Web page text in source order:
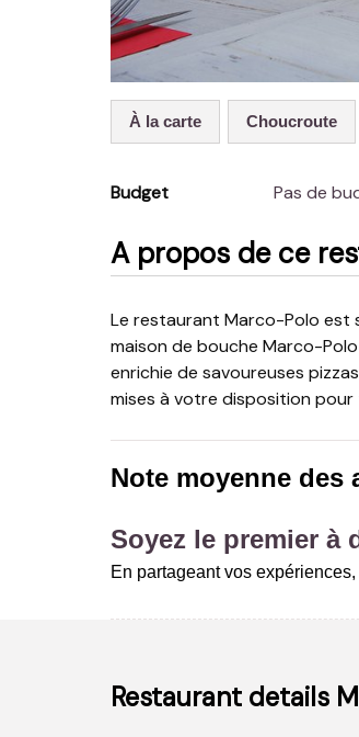
À la carte Choucroute
Budget Pas de
A propos de ce
Le restaurant Marco-Polo est situé à deux pas du centre de Liège, sur les hauteurs du Sart-Tilman. La
maison de bouche Marco-
enrichie de savoureuses
mises à votre disposition
Note moyenne des
Soyez le premier à
En partageant vos
Restaurant details